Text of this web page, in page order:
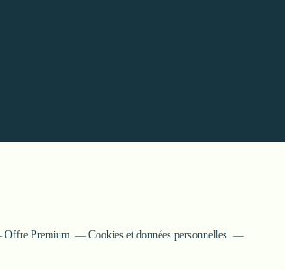
Offre Premium
Cookies et données personnelles